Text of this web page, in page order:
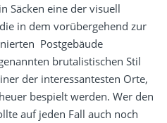
Säcken eine der visuell
in dem vorübergehend zur
Postgebäude
brutalistischen Stil
der interessantesten Orte,
bespielt werden. Wer den
auf jeden Fall auch noch